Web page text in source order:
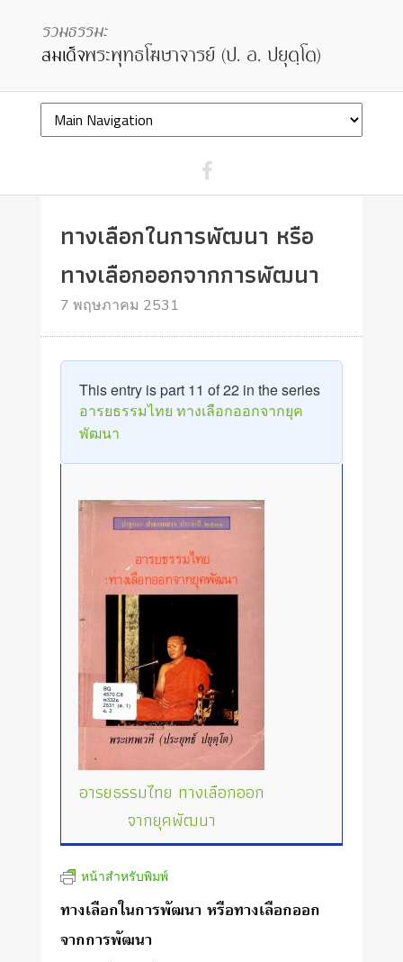
ทางเลือกในการพัฒนา หรือ
ทางเลือกออกจากการพัฒนา
7 พฤษภาคม 2531
This entry is part 11 of 22 in the series
อารยธรรมไทย ทางเลือกออกจากยุค
พัฒนา
อารยธรรมไทย ทางเลือกออก
จากยุคพัฒนา
หน้าสำหรับพิมพ์
ทางเลือกในการพัฒนา หรือทางเลือกออก
จากการพัฒนา